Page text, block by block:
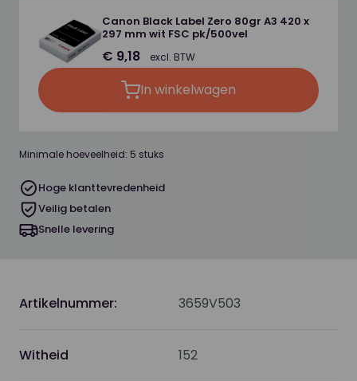
Canon Black Label Zero 80gr A3 420 x
297 mm wit FSC pk/500vel
€ 9,18 excl. BTW
In winkelwagen
Minimale hoeveelheid: 5 stuks
Hoge klanttevredenheid
Veilig betalen
Snelle levering
Artikelnummer: 3659V503
Witheid 152